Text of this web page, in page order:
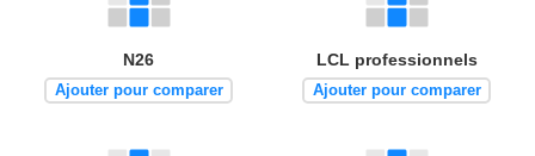
N26
Ajouter pour comparer
LCL professionnels
Ajouter pour comparer